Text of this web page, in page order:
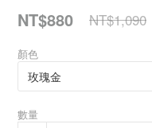
NT$880 NT$1,090
顏色
數量